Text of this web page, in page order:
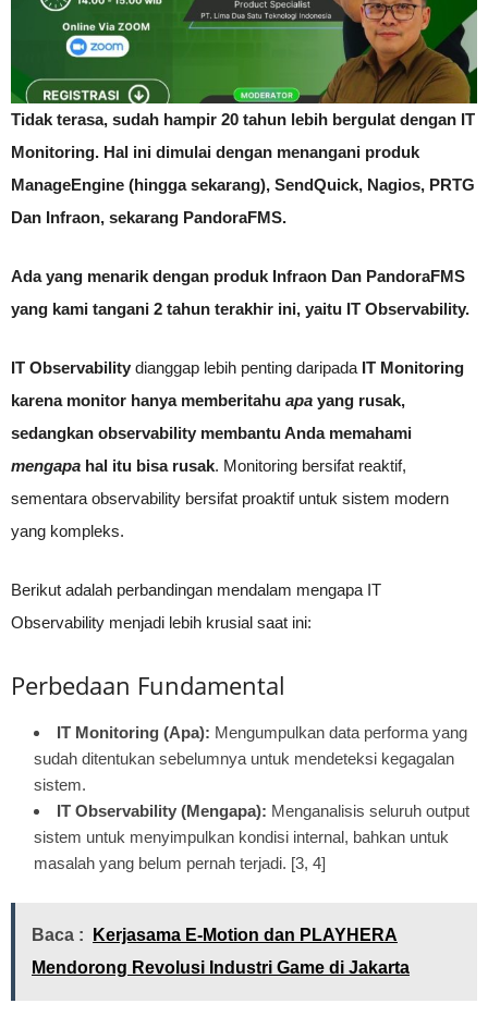
Tidak terasa, sudah hampir 20 tahun lebih bergulat dengan IT
Monitoring. Hal ini dimulai dengan menangani produk
ManageEngine (hingga sekarang), SendQuick, Nagios, PRTG
Dan Infraon, sekarang PandoraFMS.
Ada yang menarik dengan produk Infraon Dan PandoraFMS
yang kami tangani 2 tahun terakhir ini, yaitu IT Observability.
IT Observability dianggap lebih penting daripada IT Monitoring
karena monitor hanya memberitahu apa yang rusak,
sedangkan observability membantu Anda memahami
mengapa hal itu bisa rusak. Monitoring bersifat reaktif,
sementara observability bersifat proaktif untuk sistem modern
yang kompleks.
Berikut adalah perbandingan mendalam mengapa IT
Observability menjadi lebih krusial saat ini:
Perbedaan Fundamental
IT Monitoring (Apa): Mengumpulkan data performa yang
sudah ditentukan sebelumnya untuk mendeteksi kegagalan
sistem.
IT Observability (Mengapa): Menganalisis seluruh output
sistem untuk menyimpulkan kondisi internal, bahkan untuk
masalah yang belum pernah terjadi. [3, 4]
Baca :
Kerjasama E-Motion dan PLAYHERA
Mendorong Revolusi Industri Game di Jakarta